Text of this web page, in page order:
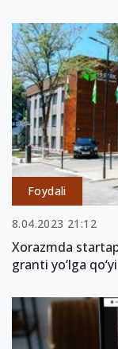
Foydali
8.04.2023 21:12
Xorazmda
granti yo‘lga